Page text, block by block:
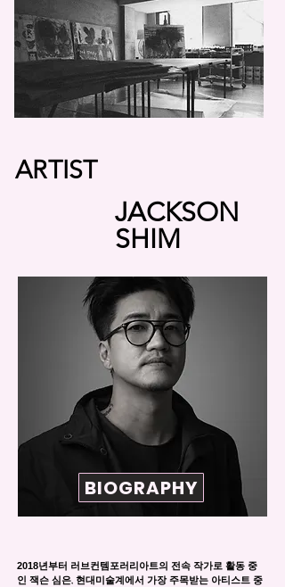
ARTIST
JACKSON
SHIM
BIOGRAPHY
2018년부터 러브컨템포러리아트의 전속 작가로 활동 중
인 잭슨 심은, 현대미술계에서 가장 주목받는 아티스트 중